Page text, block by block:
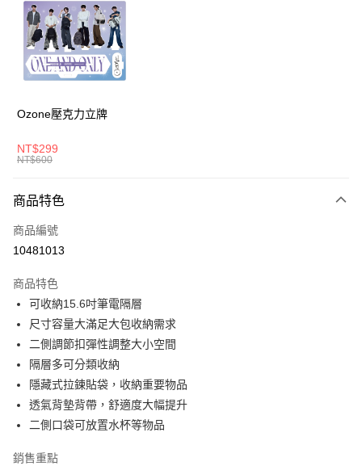
LINE Pay
Apple Pay
悠遊付
AFTEE先享後付
【關於「AFTEE先享後付」】
AFTEE先享後付是「在收到商品之後才付款」的支付方式。 讓您購物簡單
２．便利：只要手機號碼，簡訊認證，即可結帳。
【「AFTEE先享後付」結帳流程】
２．訂單成立數日內，您將收到繳費通知簡訊。
３．收到繳費通知簡訊後14天內，點擊此簡訊中的連結，可透過四大超商／
ATM／網路銀行／等多元方式進行付款，方視為交易完成。
※ 請注意：結帳手續完成當下不需立刻繳費，但若您需要取消訂單，請聯絡
購買商品的店家。未經商家同意取消之訂單仍視為有效，需透過AFTEE先享
後付繳納相關費用。
※ 交易是否成功請以「AFTEE先享後付 」之結帳頁面顯示為準，若有關於
是否繳費成功／繳費後需取消欲退款等相關疑問，請聯繫「AFTEE先享後付
客戶支援中心」https://netprotections.freshdesk.com/support/home
易，需依本服務之必要範圍內提供個人資料，並將交易相關給付款項請求債
ATM付款
運送方式
全家取貨付款
每筆NT$80，滿NT$1,000(含以上)免運費
每筆NT$80，滿NT$1,000(含以上)免運費
萊爾富取貨付款
每筆NT$80，滿NT$1,000(含以上)免運費
付款後萊爾富取貨
每筆NT$80，滿NT$1,000(含以上)免運費
7-11取貨付款
每筆NT$80，滿NT$1,000(含以上)免運費
Ozone壓克力立牌
NT$299
NT$600
商品特色
商品編號
10481013
商品特色
可收納15.6吋筆電隔層
尺寸容量大滿足大包收納需求
二側調節扣彈性調整大小空間
隔層多可分類收納
隱藏式拉鍊貼袋，收納重要物品
透氣背墊背帶，舒適度大幅提升
二側口袋可放置水杯等物品
銷售重點